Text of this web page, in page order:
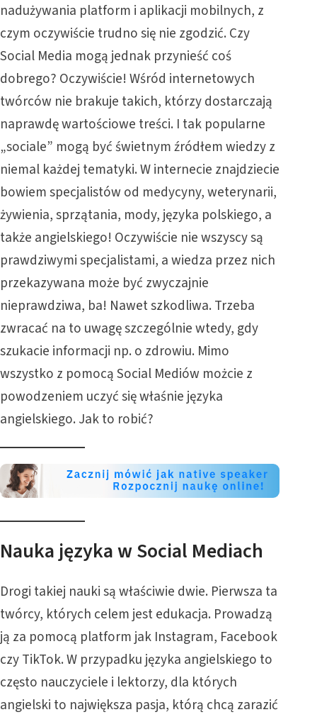
nadużywania platform i aplikacji mobilnych, z
czym oczywiście trudno się nie zgodzić. Czy
Social Media mogą jednak przynieść coś
dobrego? Oczywiście! Wśród internetowych
twórców nie brakuje takich, którzy dostarczają
naprawdę wartościowe treści. I tak popularne
„sociale” mogą być świetnym źródłem wiedzy z
niemal każdej tematyki. W internecie znajdziecie
bowiem specjalistów od medycyny, weterynarii,
żywienia, sprzątania, mody, języka polskiego, a
także angielskiego! Oczywiście nie wszyscy są
prawdziwymi specjalistami, a wiedza przez nich
przekazywana może być zwyczajnie
nieprawdziwa, ba! Nawet szkodliwa. Trzeba
zwracać na to uwagę szczególnie wtedy, gdy
szukacie informacji np. o zdrowiu. Mimo
wszystko z pomocą Social Mediów możcie z
powodzeniem uczyć się właśnie języka
angielskiego. Jak to robić?
Nauka języka w Social Mediach
Drogi takiej nauki są właściwie dwie. Pierwsza ta
twórcy, których celem jest edukacja. Prowadzą
ją za pomocą platform jak Instagram, Facebook
czy TikTok. W przypadku języka angielskiego to
często nauczyciele i lektorzy, dla których
angielski to największa pasja, którą chcą zarazić